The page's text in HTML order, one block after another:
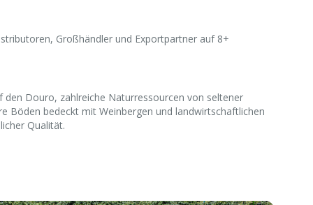
Großhändler und Exportpartner auf 8+
den Douro, zahlreiche Naturressourcen von seltener
Böden bedeckt mit Weinbergen und landwirtschaftlichen
Qualität.